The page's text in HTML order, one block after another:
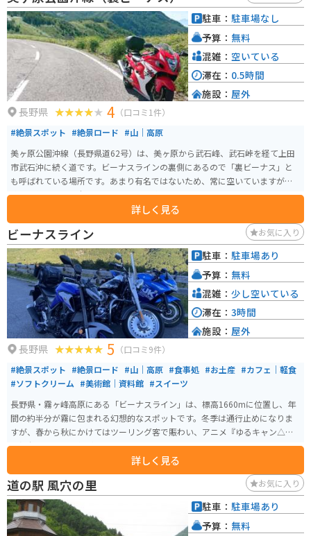
長野県 4 （口コミ1件）
#絶景スポット #絶景ロード #山｜高原
美ヶ原公園沖線（長野県道62号）は、美ヶ原から武石峰、武石峠を経て上田
市武石沖に続く道です。ビーナスラインの裏側にあるので「裏ビーナス」と
も呼ばれている場所です。あまり有名ではないため、常に空いていますが、
飲食店等のお店は全くないので景色を楽しむだけになります。
詳しく見る
駐車： 駐車場なし
予算： 無料
混雑： 空いている
滞在： 0.5時間
施設： 屋外
ビーナスライン お気に入り
長野県 5 （口コミ9件）
#絶景スポット #絶景ロード #山｜高原 #食事処 #お土産 #カフェ｜軽食
#ソフトクリーム #美術館｜資料館 #スイーツ
長野県・霧ヶ峰高原にある「ビーナスライン」は、標高1660mに位置し、年
間の約半分が霧に包まれる幻想的なスポットです。冬季は通行止めになりま
すが、春から秋にかけてはツーリング客で賑わい、アニメ『ゆるキャン△』
の舞台としても人気があります。 ビーナスライン沿いにあり、八ヶ岳や北・
中央アルプスを望む絶景ツーリングロードとして全国的に知られています。
晴天時の眺望はもちろん、雨の翌日に見られる雲海も圧巻。夏にはニッコウ
キスゲが咲き誇り、春の草花や秋の紅葉、冬のスキーと、四季を通して楽し
めるエリアです。 売店ではソフトクリームやじゃがバター、五平餅など地元
グルメを味わえ、広い駐車場も完備。ただし大型連休には満車になるほどの
人気スポットです。
詳しく見る
駐車： 駐車場あり
予算： 無料
混雑： 少し空いている
滞在： 3時間
施設： 屋外
道の駅 風穴の里 お気に入り
駐車： 駐車場あり
予算： 無料